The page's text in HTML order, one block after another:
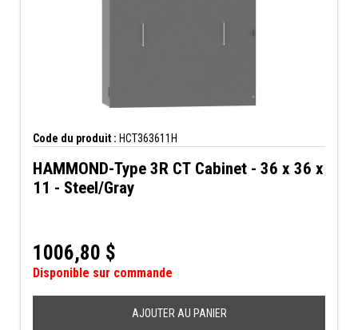
Code du produit : HCT363611H
HAMMOND-Type 3R CT Cabinet - 36 x 36 x
11 - Steel/Gray
1006,80 $
Disponible sur commande
AJOUTER AU PANIER